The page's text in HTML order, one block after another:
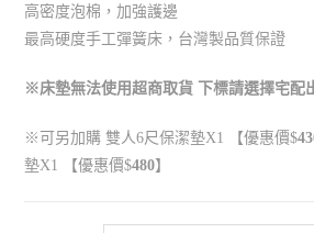
高密度泡棉，加強護邊
最高硬度手工彈簧床，台灣製品質保證
※床墊無法使用超商取貨 下標請選擇宅配
※可另加購 雙人6尺保潔墊X1 【優惠價$
墊X1 【優惠價$480】